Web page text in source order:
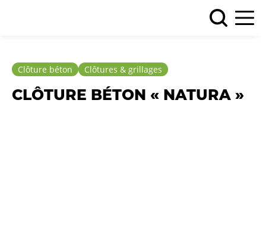
Clôture béton Clôtures & grillages
CLÔTURE BÉTON « NATURA »